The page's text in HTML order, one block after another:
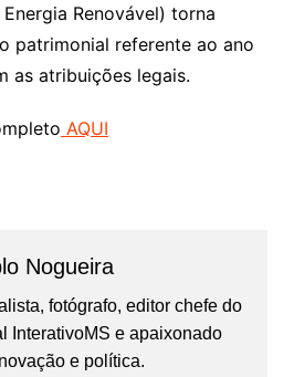
Renovável) torna
patrimonial referente ao ano
as atribuições legais.
AQUI
Nogueira
fotógrafo, editor chefe do
InterativoMS e apaixonado
e política.